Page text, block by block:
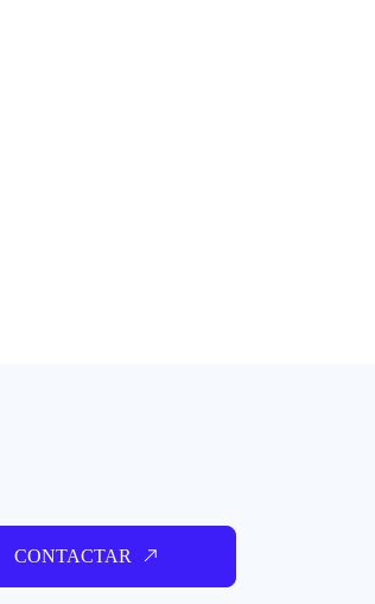
CONTACTAR